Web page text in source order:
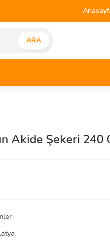
ARA
Akide Şekeri 240